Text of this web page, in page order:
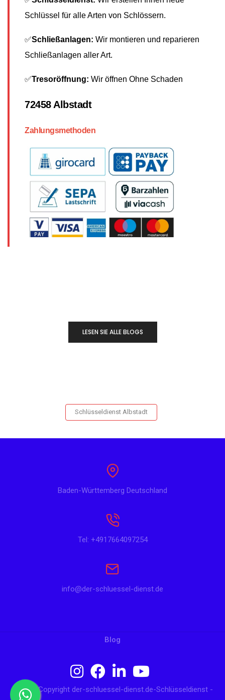
Schlüssel für alle Arten von Schlössern.
✅Schließanlagen: Wir montieren und reparieren
Schließanlagen aller Art.
✅Tresoröffnung: Wir öffnen Ohne Schaden
72458 Albstadt
Zahlungsmethoden
LESEN SIE ALLE BLOGS
Schlüsseldienst Albstadt
Baden-Württemberg Deutschland
Tel: +4917664097254
info@der-schluessel-dienst.de
Blog
© 2024 Copyright der-schluessel-dienst.de-Schlüsseldienst -